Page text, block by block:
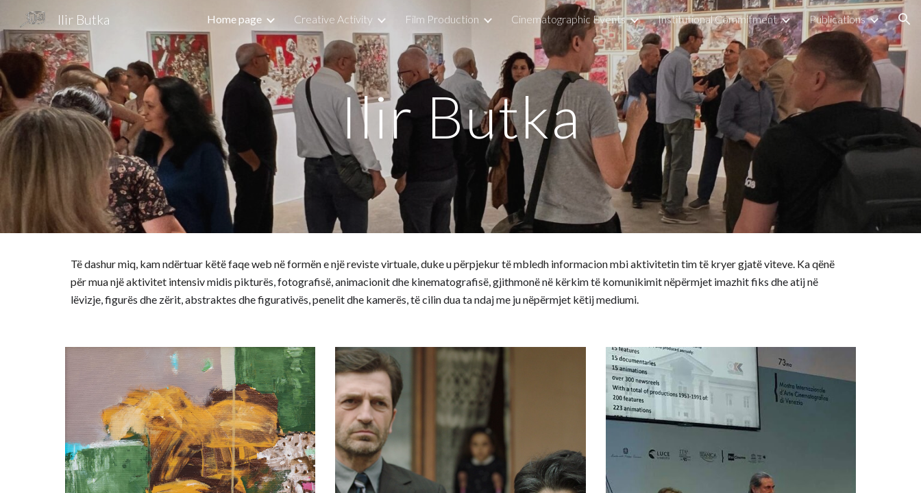
Skip to main content Skip to navigation
Ilir Butka Home page Creative Activity Film Production Cinematographic Events Institutional Commitment Publications
Ilir Butka
Të dashur miq, kam ndërtuar këtëfaqe web në formën e një reviste virtuale, duke u përpjekur tëmbledh informacion mbi aktivitetin tim tëkryer gjatëviteve. Ka qënë
për mua njëaktivitet intensivmidis pikturës, fotografisë, animacionit dhe kinematografisë, gjithmonë në kërkim të komunikimit nëpërmjet imazhit fiks dhe atij në
lëvizje, figurës dhe zërit, abstraktes dhe figurativës, penelit dhe kamerës,të cilindua ta ndaj me ju nëpërmjet këtij mediumi.